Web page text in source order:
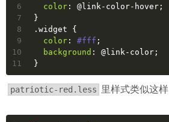
6
7
8
9
10
11
color : @link-color-hover ;
}
.widget {
color : #fff ;
background : @link-color ;
}
patriotic-red.less 里样式类似这样